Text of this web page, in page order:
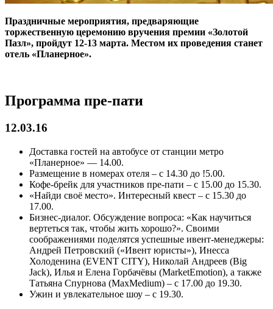
Праздничные мероприятия, предваряющие
торжественную церемонию вручения премии «Золотой
Пазл», пройдут 12-13 марта. Местом их проведения станет
отель «Планерное».
Программа пре-пати
12.03.16
Доставка гостей на автобусе от станции метро
«Планерное» — 14.00.
Размещение в номерах отеля – с 14.30 до !5.00.
Кофе-брейк для участников пре-пати – с 15.00 до 15.30.
«Найди своё место». Интересный квест – с 15.30 до
17.00.
Бизнес-диалог. Обсуждение вопроса: «Как научиться
вертеться так, чтобы жить хорошо?». Своими
соображениями поделятся успешные ивент-менеджеры:
Андрей Петровский («Ивент юристы»), Инесса
Холоденина (EVENT CITY), Николай Андреев (Big
Jack), Илья и Елена Горбачёвы (MarketEmotion), а также
Татьяна Спурнова (MaxMedium) – с 17.00 до 19.30.
Ужин и увлекательное шоу – с 19.30.